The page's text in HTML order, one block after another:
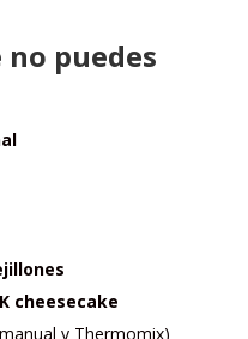
no puedes
cheesecake
y Thermomix)